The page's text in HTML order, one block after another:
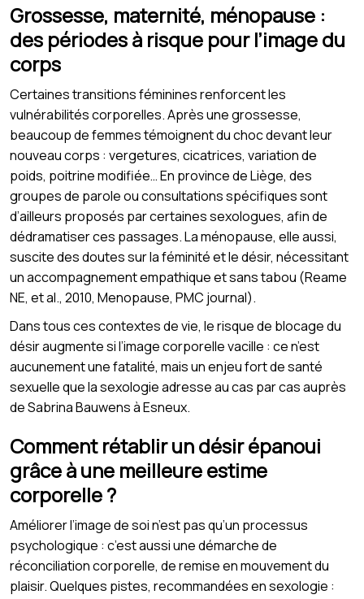
Grossesse, maternité, ménopause :
des périodes à risque pour l’image du
corps
Certaines transitions féminines renforcent les
vulnérabilités corporelles. Après une grossesse,
beaucoup de femmes témoignent du choc devant leur
nouveau corps : vergetures, cicatrices, variation de
poids, poitrine modifiée… En province de Liège, des
groupes de parole ou consultations spécifiques sont
d’ailleurs proposés par certaines sexologues, afin de
dédramatiser ces passages. La ménopause, elle aussi,
suscite des doutes sur la féminité et le désir, nécessitant
un accompagnement empathique et sans tabou (Reame
NE, et al., 2010, Menopause, PMC journal).
Dans tous ces contextes de vie, le risque de blocage du
désir augmente si l’image corporelle vacille : ce n’est
aucunement une fatalité, mais un enjeu fort de santé
sexuelle que la sexologie adresse au cas par cas auprès
de Sabrina Bauwens à Esneux.
Comment rétablir un désir épanoui
grâce à une meilleure estime
corporelle ?
Améliorer l’image de soi n’est pas qu’un processus
psychologique : c’est aussi une démarche de
réconciliation corporelle, de remise en mouvement du
plaisir. Quelques pistes, recommandées en sexologie :